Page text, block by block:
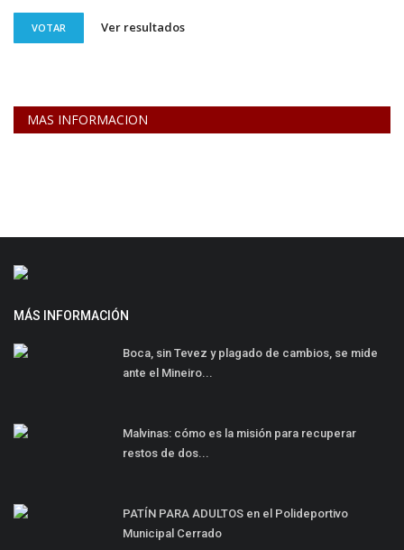
VOTAR Ver resultados
MAS INFORMACION
MÁS INFORMACIÓN
Boca, sin Tevez y plagado de cambios, se mide
ante el Mineiro...
Malvinas: cómo es la misión para recuperar
restos de dos...
PATÍN PARA ADULTOS en el Polideportivo
Municipal Cerrado